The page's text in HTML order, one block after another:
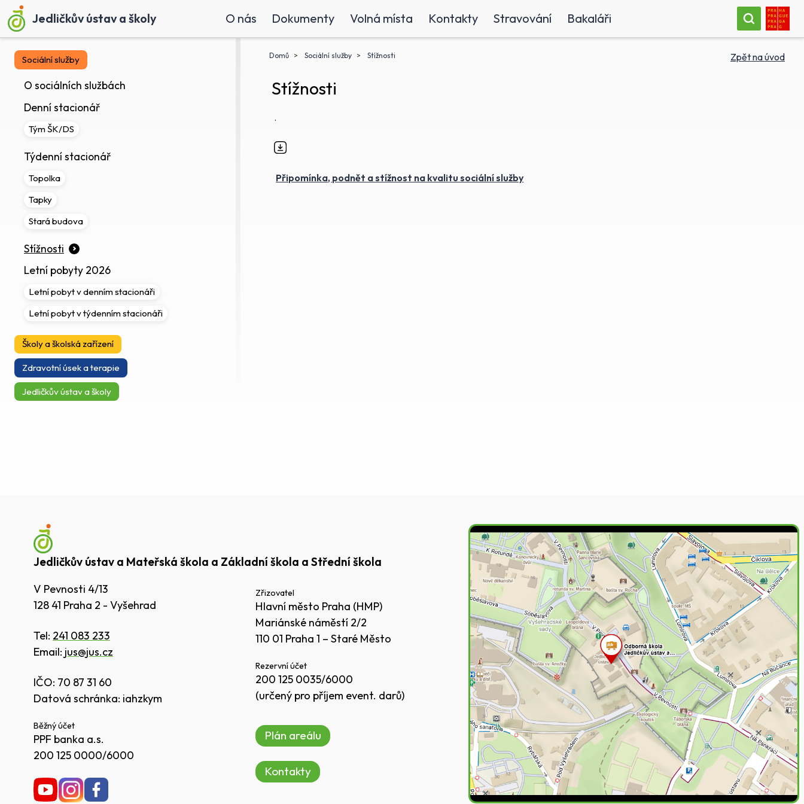
Jedličkův ústav a školy O nás Dokumenty Volná místa Kontakty Stravování Bakaláři
Sociální služby
O sociálních službách
Denní stacionář
Tým ŠK/DS
Týdenní stacionář
Topolka
Tapky
Stará budova
Stížnosti
Letní pobyty 2026
Letní pobyt v denním stacionáři
Letní pobyt v týdenním stacionáři
Školy a školská zařízení
Zdravotní úsek a terapie
Jedličkův ústav a školy
Domů Sociální služby Stížnosti Zpět na úvod
Stížnosti
.
Připomínka, podnět a stížnost na kvalitu sociální služby
Jedličkův ústav a Mateřská škola a Základní škola a Střední škola
V Pevnosti 4/13
128 41 Praha 2 - Vyšehrad
Tel: 241 083 233
Email: jus@jus.cz
IČO: 70 87 31 60
Datová schránka: iahzkym
Běžný účet
PPF banka a.s.
200 125 0000/6000
Zřizovatel
Hlavní město Praha (HMP)
Mariánské náměstí 2/2
110 01 Praha 1 – Staré Město
Rezervní účet
200 125 0035/6000
(určený pro příjem event. darů)
Plán areálu
Kontakty